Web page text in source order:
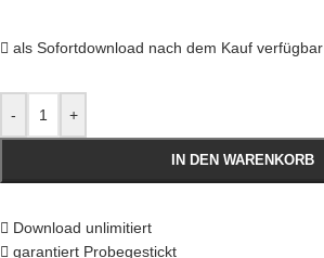
als Sofortdownload nach dem Kauf verfügbar
- +
IN DEN WARENKORB
Download unlimitiert
garantiert Probegestickt